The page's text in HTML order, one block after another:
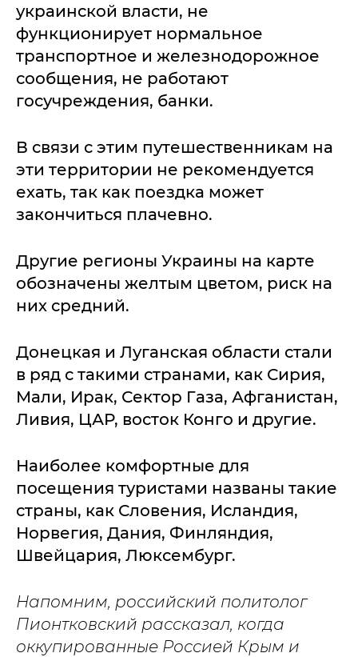
украинской власти, не
функционирует нормальное
транспортное и железнодорожное
сообщения, не работают
госучреждения, банки.
В связи с этим путешественникам на
эти территории не рекомендуется
ехать, так как поездка может
закончиться плачевно.
Другие регионы Украины на карте
обозначены желтым цветом, риск на
них средний.
Донецкая и Луганская области стали
в ряд с такими странами, как Сирия,
Мали, Ирак, Сектор Газа, Афганистан,
Ливия, ЦАР, восток Конго и другие.
Наиболее комфортные для
посещения туристами названы такие
страны, как Словения, Исландия,
Норвегия, Дания, Финляндия,
Швейцария, Люксембург.
Напомним, российский политолог
Пионтковский рассказал, когда
оккупированные Россией Крым и